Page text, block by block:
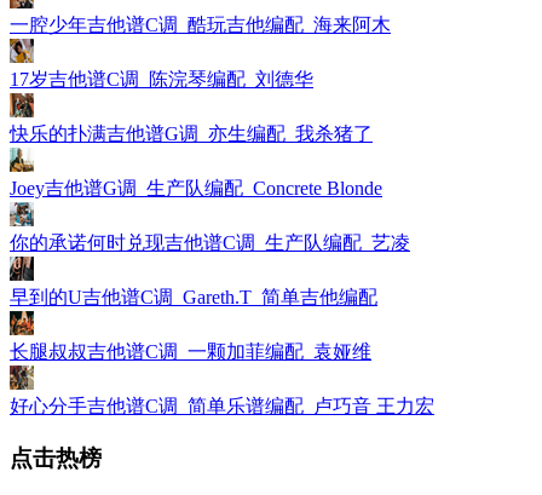
一腔少年吉他谱C调_酷玩吉他编配_海来阿木
17岁吉他谱C调_陈浣琴编配_刘德华
快乐的扑满吉他谱G调_亦生编配_我杀猪了
Joey吉他谱G调_生产队编配_Concrete Blonde
你的承诺何时兑现吉他谱C调_生产队编配_艺凌
早到的U吉他谱C调_Gareth.T_简单吉他编配
长腿叔叔吉他谱C调_一颗加菲编配_袁娅维
好心分手吉他谱C调_简单乐谱编配_卢巧音 王力宏
点击热榜